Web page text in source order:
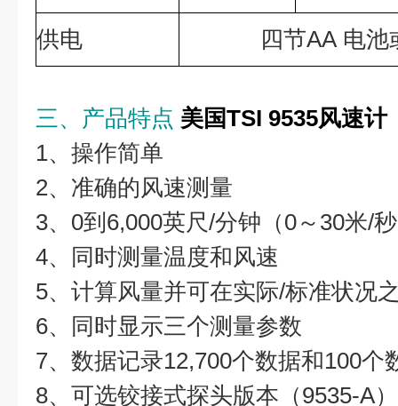
供电 四节AA 电
三、产品特点 美国TSI 9535风速计
1、操作简单
2、准确的风速测量
3、0到6,000英尺/分钟（0～30米/
4、同时测量温度和风速
5、计算风量并可在实际/标准状况
6、同时显示三个测量参数
7、数据记录12,700个数据和100个
8、可选铰接式探头版本（9535-A）